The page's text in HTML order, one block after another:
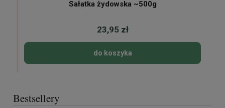
Sałatka żydowska ~500g
23,95 zł
do koszyka
Bestsellery